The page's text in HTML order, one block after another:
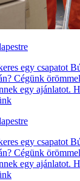
egy csapatot
Cégünk
egy ajánlatot.
egy csapatot
Cégünk
egy ajánlatot.